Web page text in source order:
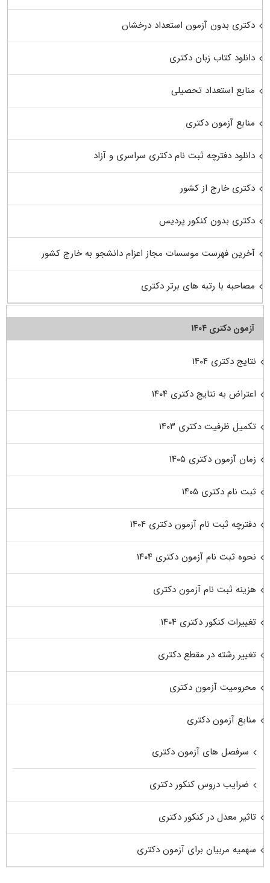
دکتری بدون آزمون استعداد درخشان
دانلود کتاب زبان دکتری
منابع استعداد تحصیلی
منابع آزمون دکتری
دانلود دفترچه ثبت نام دکتری سراسری و آزاد
دکتری خارج از کشور
دکتری بدون کنکور پردیس
آخرین فهرست موسسات مجاز اعزام دانشجو به خارج کشور
مصاحبه با رتبه های برتر دکتری
آزمون دکتری ۱۴۰۴
نتایج دکتری ۱۴۰۴
اعتراض به نتایج دکتری ۱۴۰۴
تکمیل ظرفیت دکتری ۱۴۰۳
زمان آزمون دکتری ۱۴۰۵
ثبت نام دکتری ۱۴۰۵
دفترچه ثبت نام آزمون دکتری ۱۴۰۴
نحوه ثبت نام آزمون دکتری ۱۴۰۴
هزینه ثبت نام آزمون دکتری
تغییرات کنکور دکتری ۱۴۰۴
تغییر رشته در مقطع دکتری
محرومیت آزمون دکتری
منابع آزمون دکتری
سرفصل های آزمون دکتری
ضرایب دروس کنکور دکتری
تاثیر معدل در کنکور دکتری
سهمیه مربیان برای آزمون دکتری